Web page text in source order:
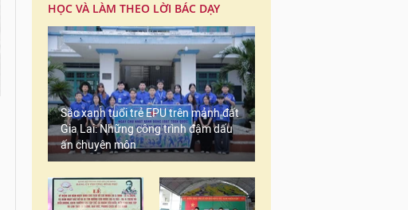
HỌC VÀ LÀM THEO LỜI BÁC DẠY
Sắc xanh tuổi trẻ EPU trên mảnh đất
Gia Lai: Những công trình đậm dấu
ấn chuyên môn